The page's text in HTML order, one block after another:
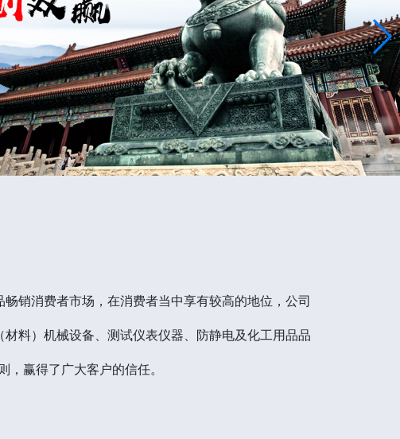
销消费者市场，在消费者当中享有较高的地位，公司
料）机械设备、测试仪表仪器、防静电及化工用品品
赢得了广大客户的信任。